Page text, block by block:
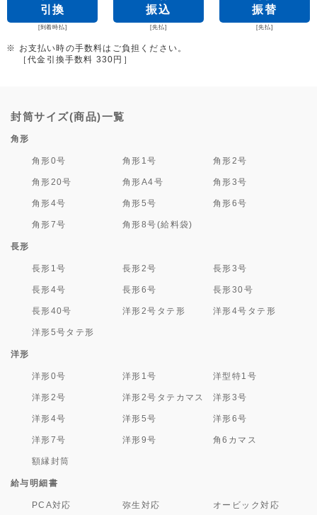
引換
[到着時払]
振込
[先払]
振替
[先払]
※ お支払い時の手数料はご負担ください。
［代金引換手数料 330円］
封筒サイズ(商品)一覧
角形
角形0号 角形1号 角形2号
角形20号 角形A4号 角形3号
角形4号 角形5号 角形6号
角形7号 角形8号(給料袋)
長形
長形1号 長形2号 長形3号
長形4号 長形6号 長形30号
長形40号 洋形2号タテ形 洋形4号タテ形
洋形5号タテ形
洋形
洋形0号 洋形1号 洋型特1号
洋形2号 洋形2号タテカマス 洋形3号
洋形4号 洋形5号 洋形6号
洋形7号 洋形9号 角6カマス
額縁封筒
給与明細書
PCA対応 弥生対応 オービック対応